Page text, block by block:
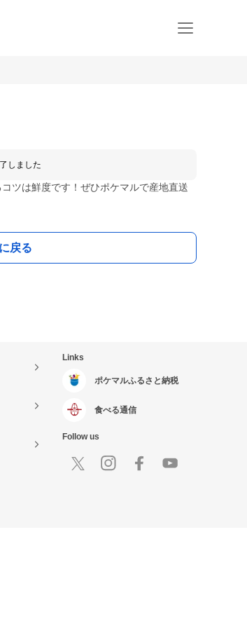
しました
ツは鮮度です！ぜひポケマルで産地直送
戻る
Links
ポケマルふるさと納税
食べる通信
Follow us